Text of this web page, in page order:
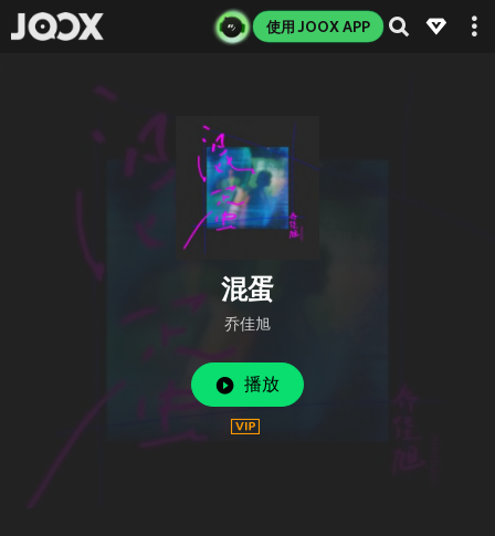
使用 JOOX APP
混蛋
乔佳旭
播放